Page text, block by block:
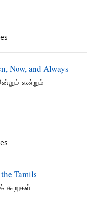
Now, and Always
என்றும்
Tamils
கூறுகள்